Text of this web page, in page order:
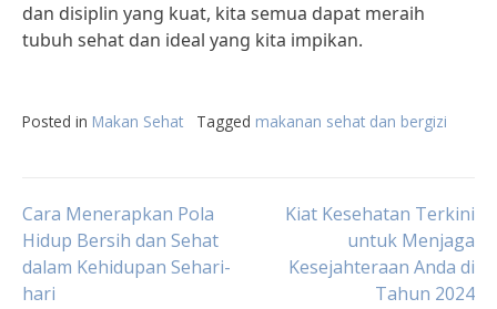
dan disiplin yang kuat, kita semua dapat meraih
tubuh sehat dan ideal yang kita impikan.
Posted in Makan Sehat Tagged makanan sehat dan bergizi
Post
navigation
Cara Menerapkan Pola
Hidup Bersih dan Sehat
dalam Kehidupan Sehari-
hari
Kiat Kesehatan Terkini
untuk Menjaga
Kesejahteraan Anda di
Tahun 2024